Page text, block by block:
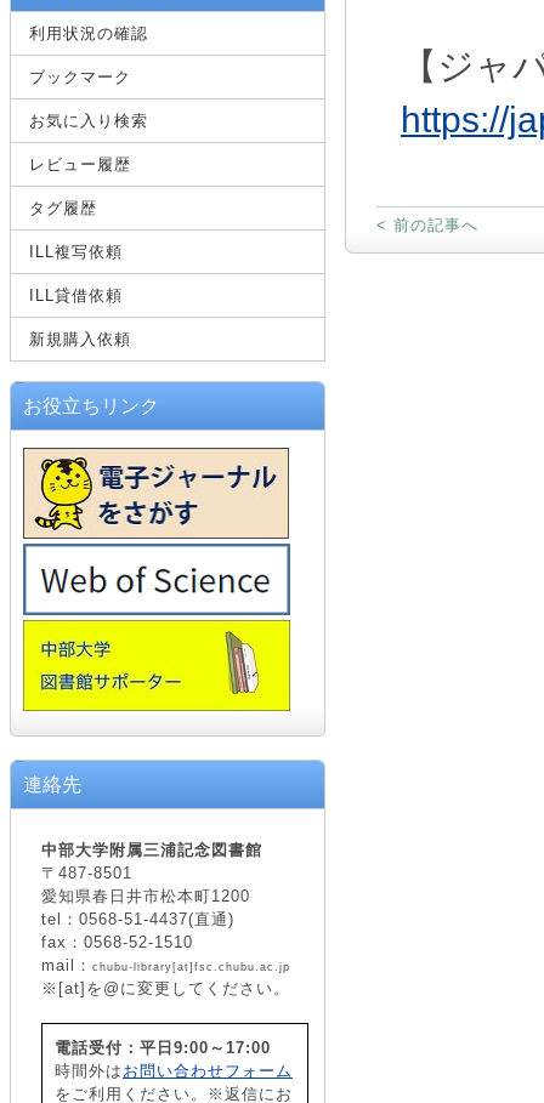
利用状況の確認
ブックマーク
お気に入り検索
レビュー履歴
タグ履歴
ILL複写依頼
ILL貸借依頼
新規購入依頼
お役立ちリンク
連絡先
中部大学附属三浦記念図書館
〒487-8501
愛知県春日井市松本町1200
tel：0568-51-4437(直通)
fax：0568-52-1510
mail： chubu-library[at]fsc.chubu.ac.jp
※[at]を@に変更してください。
電話受付：平日9:00～17:00
時間外は お問い合わせフォーム
をご利用ください。※返信にお
【ジャ
https://
< 前の記事へ